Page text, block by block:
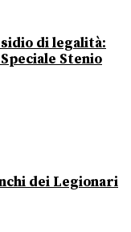
di legalità:
Stenio
dei Legionari